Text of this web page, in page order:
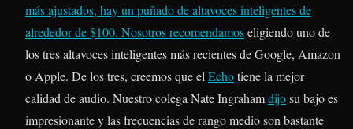
más ajustados, hay un puñado de altavoces inteligentes de
alrededor de $100. Nosotros recomendamoseligiendo uno de
los tres altavoces inteligentes más recientes de Google, Amazon
o Apple. De los tres, creemos que el Echotiene la mejor
calidad de audio. Nuestro colega Nate Ingrahamdijosu bajo es
impresionante y las frecuencias de rango medio son bastante